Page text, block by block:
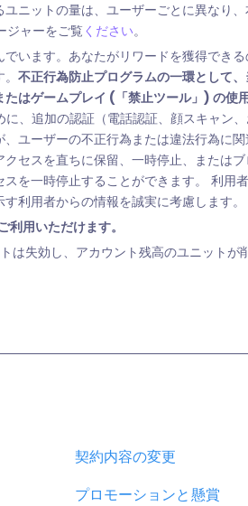
ニットの量は、ユーザーごとに異なり
ジャーをご覧 ください。
います。あなたがリワードを獲得でき
不正行為防止プログラムの一環として
はゲームプレイ (「禁止ツール」) の使
、追加の認証（電話認証、顔スキャン
ユーザーの不正行為または違法行為に
セスを直ちに保留、一時停止、または
を一時停止することができます。 利用
利用者からの情報を誠実に考慮します。
用いただけます。
は失効し、アカウント残高のユニットが
契約内容の変更
プロモーションと懸賞